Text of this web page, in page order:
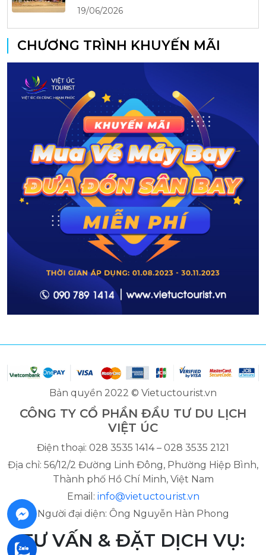
19/06/2026
CHƯƠNG TRÌNH KHUYẾN MÃI
Bản quyền 2022 © Vietuctourist.vn
CÔNG TY CỔ PHẦN ĐẦU TƯ DU LỊCH
VIỆT ÚC
Điện thoại: 028 3535 1414 – 028 3535 2121
Địa chỉ: 56/12/2 Đường Linh Đông, Phường Hiệp Bình,
Thành phố Hồ Chí Minh, Việt Nam
Email: info@vietuctourist.vn
Người đại diện: Ông Nguyễn Hàn Phong
TƯ VẤN & ĐẶT DỊCH VỤ: